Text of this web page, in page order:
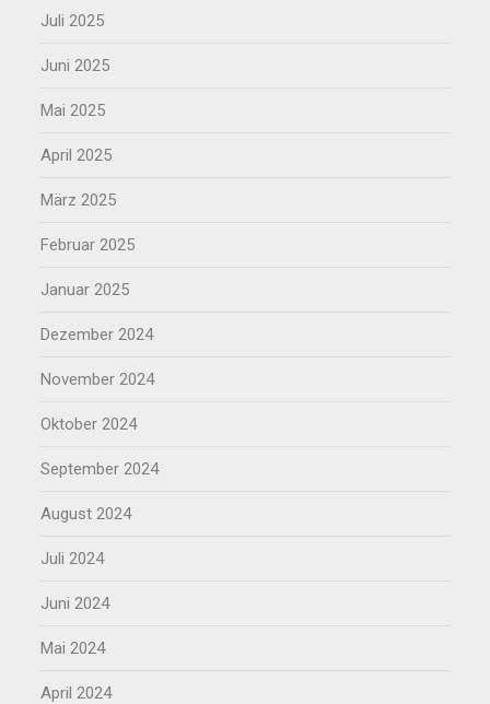
Juli 2025
Juni 2025
Mai 2025
April 2025
März 2025
Februar 2025
Januar 2025
Dezember 2024
November 2024
Oktober 2024
September 2024
August 2024
Juli 2024
Juni 2024
Mai 2024
April 2024